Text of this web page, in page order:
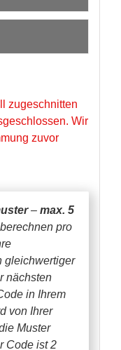
zugeschnitten
Wir
zuvor
– max. 5
pro
gleichwertiger
nächsten
in Ihrem
von Ihrer
Muster
Code ist 2